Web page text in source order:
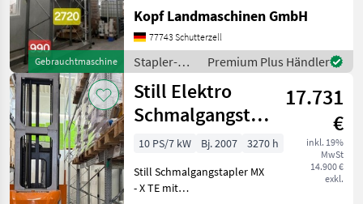
Gebrauchtmaschine
Hochregalanlage für
Schmalgangstapler und
sonstige 3 Regale á 1m
Breite, 25m Länge je 4
Ebenen á
Kopf Landmaschinen GmbH
77743 Schutterzell
Stapler-
und
Lagertechnik
/ Sonstige
Premium Plus Händler
Still Elektro
Schmalgangstapler
MX X TE mit
Schw
17.731
€
inkl. 19%
MwSt
14.900 €
exkl.
10 PS/7 kW Bj. 2007
3270 h
Still Schmalgangstapler MX
- X TE mit